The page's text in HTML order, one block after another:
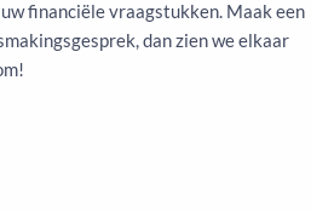
financiële vraagstukken. Maak een
dan zien we elkaar